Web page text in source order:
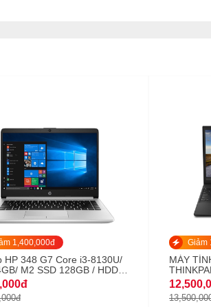
1,400,000đ
HP 348 G7 Core i3-8130U/
M2 SSD 128GB / HDD
Intel UHD Graphics/ 14
Fingerprint/ 3cell/
10 Home
Giảm
MÁY
HDD/
45WH/